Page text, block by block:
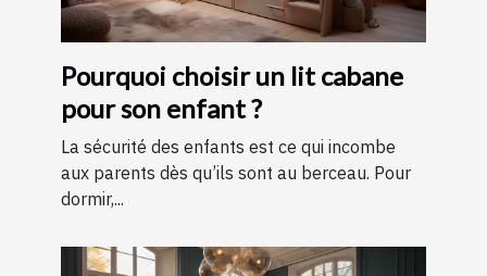
Pourquoi choisir un lit cabane
pour son enfant ?
La sécurité des enfants est ce qui incombe
aux parents dès qu’ils sont au berceau. Pour
dormir,...